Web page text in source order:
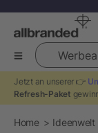
Werbeartikel
Jetzt an unserer 👉
Refresh-Paket
Home Ideenwelt